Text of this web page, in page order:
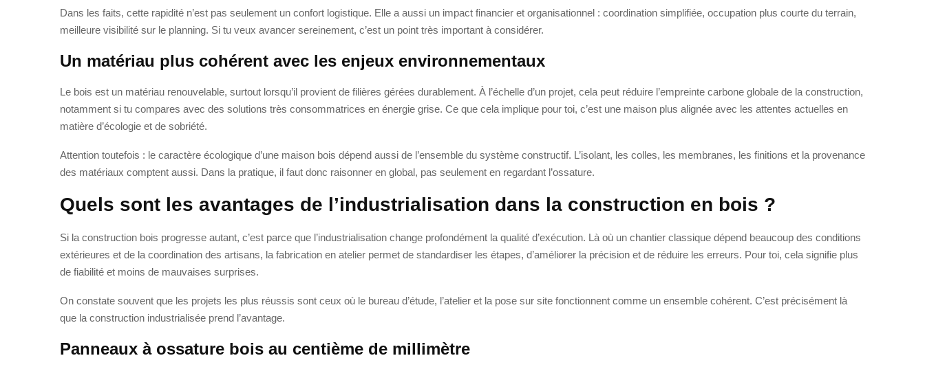
Dans les faits, cette rapidité n’est pas seulement un confort logistique. Elle a aussi un impact financier et organisationnel : coordination simplifiée, occupation plus courte du terrain,
meilleure visibilité sur le planning. Si tu veux avancer sereinement, c’est un point très important à considérer.
Un matériau plus cohérent avec les enjeux environnementaux
Le bois est un matériau renouvelable, surtout lorsqu’il provient de filières gérées durablement. À l’échelle d’un projet, cela peut réduire l’empreinte carbone globale de la construction,
notamment si tu compares avec des solutions très consommatrices en énergie grise. Ce que cela implique pour toi, c’est une maison plus alignée avec les attentes actuelles en
matière d’écologie et de sobriété.
Attention toutefois : le caractère écologique d’une maison bois dépend aussi de l’ensemble du système constructif. L’isolant, les colles, les membranes, les finitions et la provenance
des matériaux comptent aussi. Dans la pratique, il faut donc raisonner en global, pas seulement en regardant l’ossature.
Quels sont les avantages de l’industrialisation dans la construction en bois ?
Si la construction bois progresse autant, c’est parce que l’industrialisation change profondément la qualité d’exécution. Là où un chantier classique dépend beaucoup des conditions
extérieures et de la coordination des artisans, la fabrication en atelier permet de standardiser les étapes, d’améliorer la précision et de réduire les erreurs. Pour toi, cela signifie plus
de fiabilité et moins de mauvaises surprises.
On constate souvent que les projets les plus réussis sont ceux où le bureau d’étude, l’atelier et la pose sur site fonctionnent comme un ensemble cohérent. C’est précisément là
que la construction industrialisée prend l’avantage.
Panneaux à ossature bois au centième de millimètre